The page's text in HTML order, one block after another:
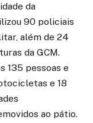
da
90 policiais
além de 24
da GCM.
135 pessoas e
e 18
ao pátio.